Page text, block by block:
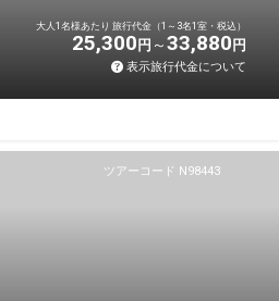
大人1名様あたり 旅行代金（1～3名1室・税込）
25,300 円 33,880 円
表示旅行代金について
ツアーコード N98443